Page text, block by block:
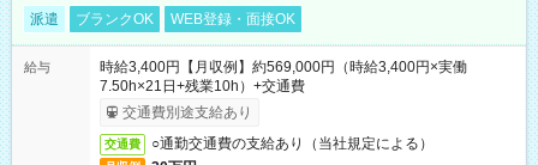
派遣 ブランクOK WEB登録・面接OK
給与
時給3,400円【月収例】約569,000円（時給3,400円×実働
7.50h×21日+残業10h）+交通費
交通費別途支給あり
交通費 ○通勤交通費の支給あり（当社規定による）